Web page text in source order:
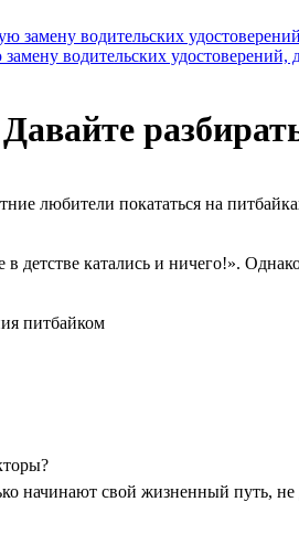
водительских
любители покататься на
катались и ничего!».
питбайком
начинают свой жизненный путь,